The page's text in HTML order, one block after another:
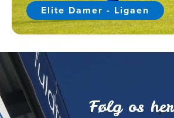
Elite Damer - Ligaen
Følg os her